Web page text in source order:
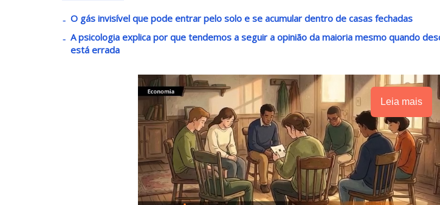
O gás invisível que pode entrar pelo solo e se acumular dentro de casas fechadas
A psicologia explica por que tendemos a seguir a opinião da maioria mesmo quando
está errada
Leia mais